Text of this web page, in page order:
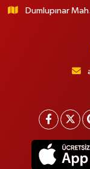
Dumlupınar